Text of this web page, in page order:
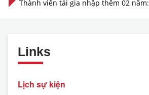
Thành viên tái gia nhập thêm 02 năm:
Links
Lịch sự kiện